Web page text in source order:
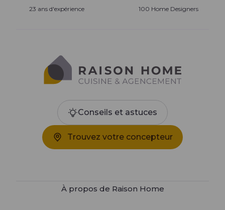
23 ans d'expérience 100 Home Designers
Conseils et astuces
Trouvez votre concepteur
À propos de Raison Home